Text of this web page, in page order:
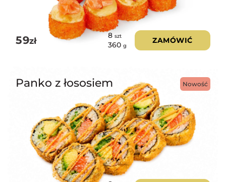
59zł
8 szt
360 g
ZAMÓWIĆ
Nowość
Panko z łososiem